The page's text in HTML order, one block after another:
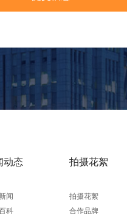
动态
闻
科
拍摄花絮
拍摄花絮
合作品牌